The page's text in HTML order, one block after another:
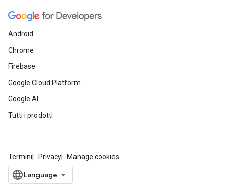
Android
Chrome
Firebase
Google Cloud Platform
Google AI
Tutti i prodotti
Termini Privacy Manage cookies